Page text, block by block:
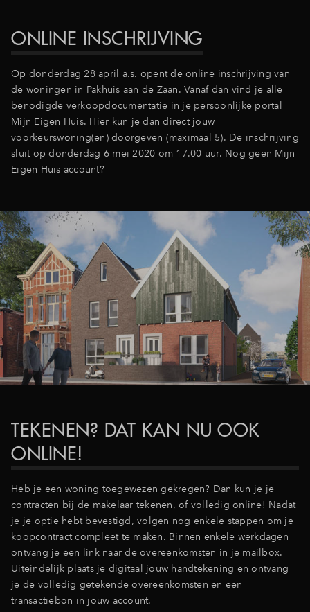
ONLINE INSCHRIJVING
Op donderdag 28 april a.s. opent de online inschrijving van
de woningen in Pakhuis aan de Zaan. Vanaf dan vind je alle
benodigde verkoopdocumentatie in je persoonlijke portal
Mijn Eigen Huis. Hier kun je dan direct jouw
voorkeurswoning(en) doorgeven (maximaal 5). De inschrijving
sluit op donderdag 6 mei 2020 om 17.00 uur. Nog geen Mijn
Eigen Huis account?
TEKENEN? DAT KAN NU OOK
ONLINE!
Heb je een woning toegewezen gekregen? Dan kun je je
contracten bij de makelaar tekenen, of volledig online! Nadat
je je optie hebt bevestigd, volgen nog enkele stappen om je
koopcontract compleet te maken. Binnen enkele werkdagen
ontvang je een link naar de overeenkomsten in je mailbox.
Uiteindelijk plaats je digitaal jouw handtekening en ontvang
je de volledig getekende overeenkomsten en een
transactiebon in jouw account.